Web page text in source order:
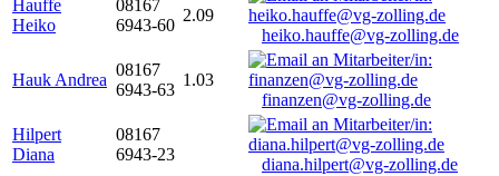
Hauffe
Heiko
08167
6943-60
2.09
heiko.hauffe@vg-zolling.de
Hauk Andrea
08167
6943-63
1.03
finanzen@vg-zolling.de
Hilpert
Diana
08167
6943-23
diana.hilpert@vg-zolling.de